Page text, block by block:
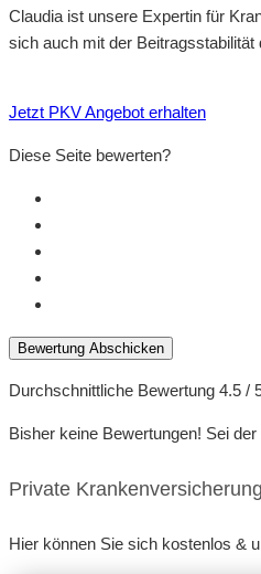
Claudia ist unsere Expertin für
sich auch mit der
Jetzt PKV Angebot erhalten
Diese Seite bewerten?
Bewertung Abschicken
Durchschnittliche Bewertung 4.5 /
Bisher keine Bewertungen! Sei
Private
Hier können Sie sich kostenlos &